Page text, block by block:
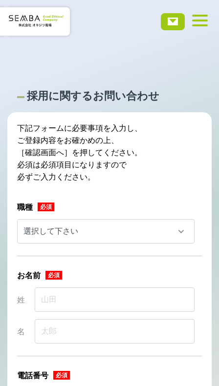
実績事例
お知らせ
採用に関するお問い合わせ
下記フォームに必要事項を入力し、
ご登録内容をお確かめの上、
［確認画面へ］を押してください。
必須は必須項目になりますので
必ずご入力ください。
職種
お名前
姓
名
電話番号